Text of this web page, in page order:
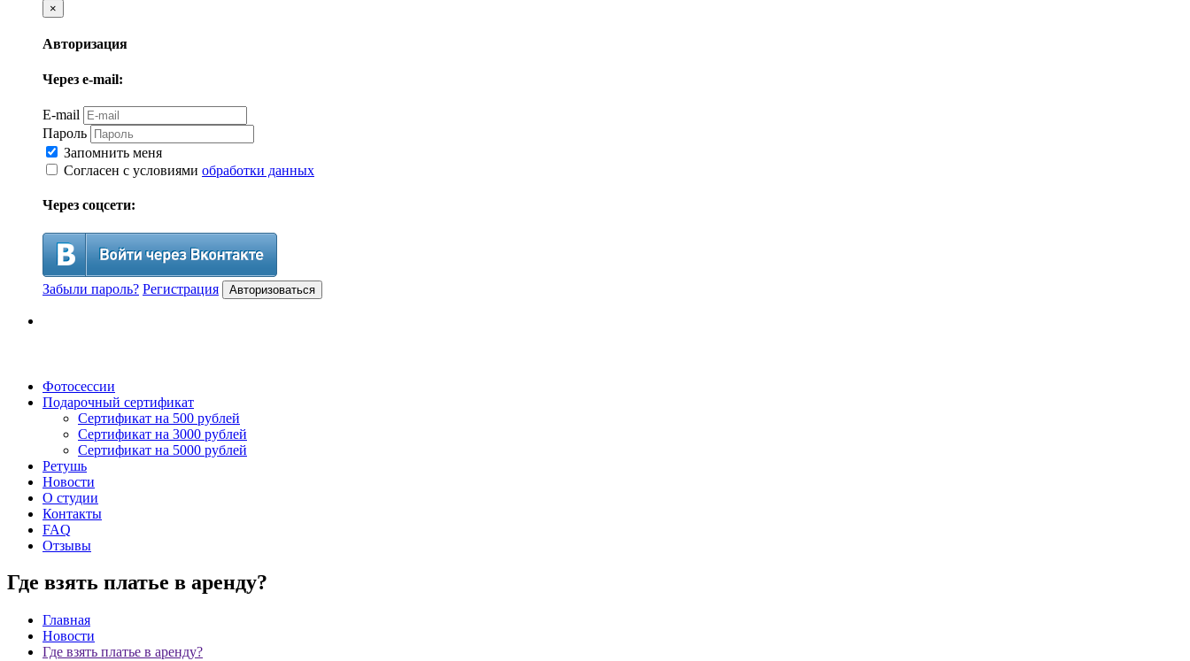
×
Авторизация
Через e-mail:
E-mail
Пароль
Запомнить меня
Согласен с условиями обработки данных
Через соцсети:
Забыли пароль? Регистрация Авторизоваться
Фотосессии
Подарочный сертификат
Сертификат на 500 рублей
Сертификат на 3000 рублей
Сертификат на 5000 рублей
Ретушь
Новости
О студии
Контакты
FAQ
Отзывы
Где взять платье в аренду?
Главная
Новости
Где взять платье в аренду?